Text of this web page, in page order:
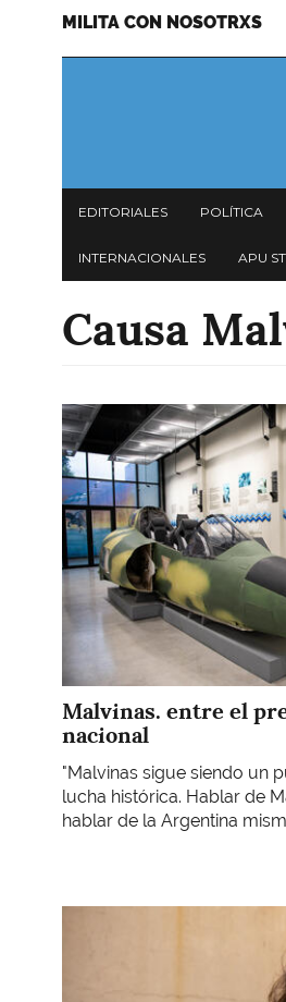
Menu
MILITA CON NOSOTRXS
Navegación
principal
EDITORIALES POLÍTICA
INTERNACIONALES APU
Causa
Imagen
Malvinas. entre el
nacional
"Malvinas sigue siendo un
lucha histórica. Hablar de
hablar de la Argentina